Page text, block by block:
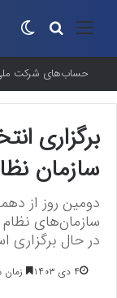
منو جستجو
“سوپر
برگزاری
سازمان نظام
دومین روز از
سازمان‌های
در حال برگزاری
۴ دی ۱۴۰۳ زمان